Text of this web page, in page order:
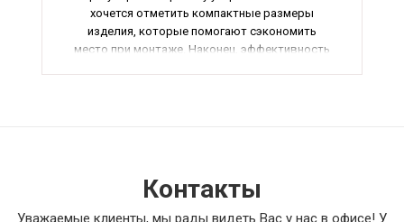
хочется отметить компактные размеры
изделия, которые помогают сэкономить
место при монтаже. Наконец, эффективность
Контакты
Уважаемые клиенты, мы рады видеть Вас у нас в офисе! У